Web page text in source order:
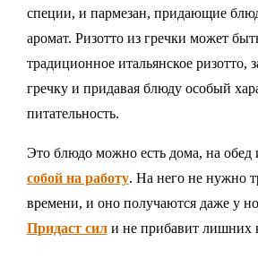
специи, и пармезан, придающие
аромат. Ризотто из гречки может
традиционное итальянское ризотто,
гречку и придавая блюду особый
питательность.
Это блюдо можно есть дома, на
собой на работу. На него не нужно
времени, и оно получаются даже у
Придаст сили не прибавит лишних